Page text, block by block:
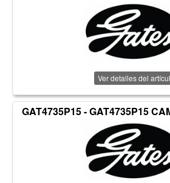
Ver detalles del
GAT4735P15 - GAT4735P15